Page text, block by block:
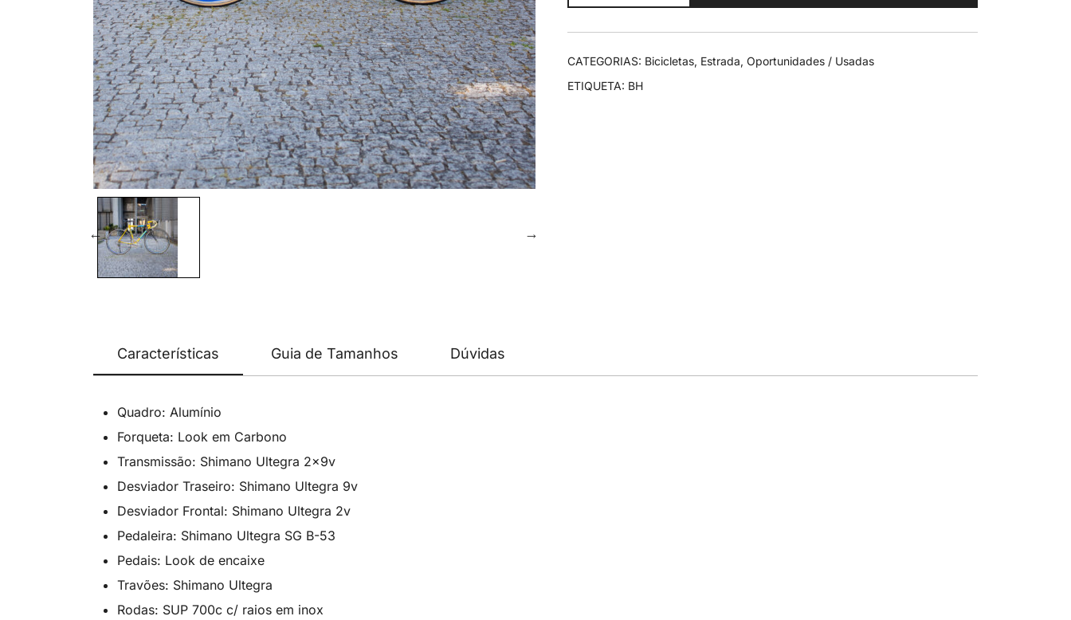
BH
Aprica
CATEGORIAS: Bicicletas, Estrada, Oportunidades / Usadas
ETIQUETA: BH
Características Guia de Tamanhos Dúvidas
Quadro: Alumínio
Forqueta: Look em Carbono
Transmissão: Shimano Ultegra 2x9v
Desviador Traseiro: Shimano Ultegra 9v
Desviador Frontal: Shimano Ultegra 2v
Pedaleira: Shimano Ultegra SG B-53
Pedais: Look de encaixe
Travões: Shimano Ultegra
Rodas: SUP 700c c/ raios em inox